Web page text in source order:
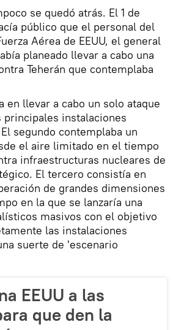
se quedó atrás. El 1 de
público que el personal del
Aérea de EEUU, el general
planeado llevar a cabo una
Teherán que contemplaba
en llevar a cabo un solo ataque
principales instalaciones
segundo contemplaba un
el aire limitado en el tiempo
infraestructuras nucleares de
El tercero consistía en
de grandes dimensiones
en la que se lanzaría una
masivos con el objetivo
las instalaciones
suerte de 'escenario
EEUU a las
que den la